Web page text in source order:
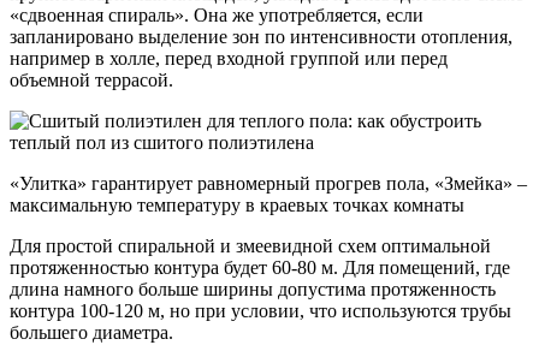
«сдвоенная спираль». Она же употребляется, если
запланировано выделение зон по интенсивности отопления,
например в холле, перед входной группой или перед
объемной террасой.
«Улитка» гарантирует равномерный прогрев пола, «Змейка» –
максимальную температуру в краевых точках комнаты
Для простой спиральной и змеевидной схем оптимальной
протяженностью контура будет 60-80 м. Для помещений, где
длина намного больше ширины допустима протяженность
контура 100-120 м, но при условии, что используются трубы
большего диаметра.